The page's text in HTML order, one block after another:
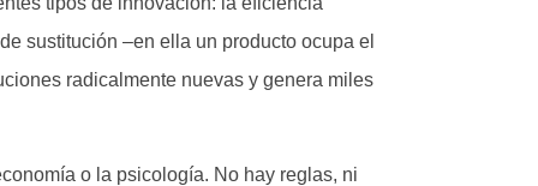
sustitución –en ella un producto ocupa el
radicalmente nuevas y genera miles
o la psicología. No hay reglas, ni